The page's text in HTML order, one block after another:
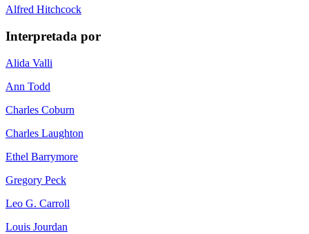
Alfred Hitchcock
Interpretada por
Alida Valli
Ann Todd
Charles Coburn
Charles Laughton
Ethel Barrymore
Gregory Peck
Leo G. Carroll
Louis Jourdan